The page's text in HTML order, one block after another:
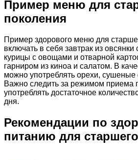
Пример меню для
поколения
Пример здорового меню для
включать в себя завтрак из
курицы с овощами и отварной
гарниром из киноа и салатом. В
можно употреблять орехи, сушеные
Важно следить за режимом приема
употреблять достаточное
дня.
Рекомендации по
питанию для